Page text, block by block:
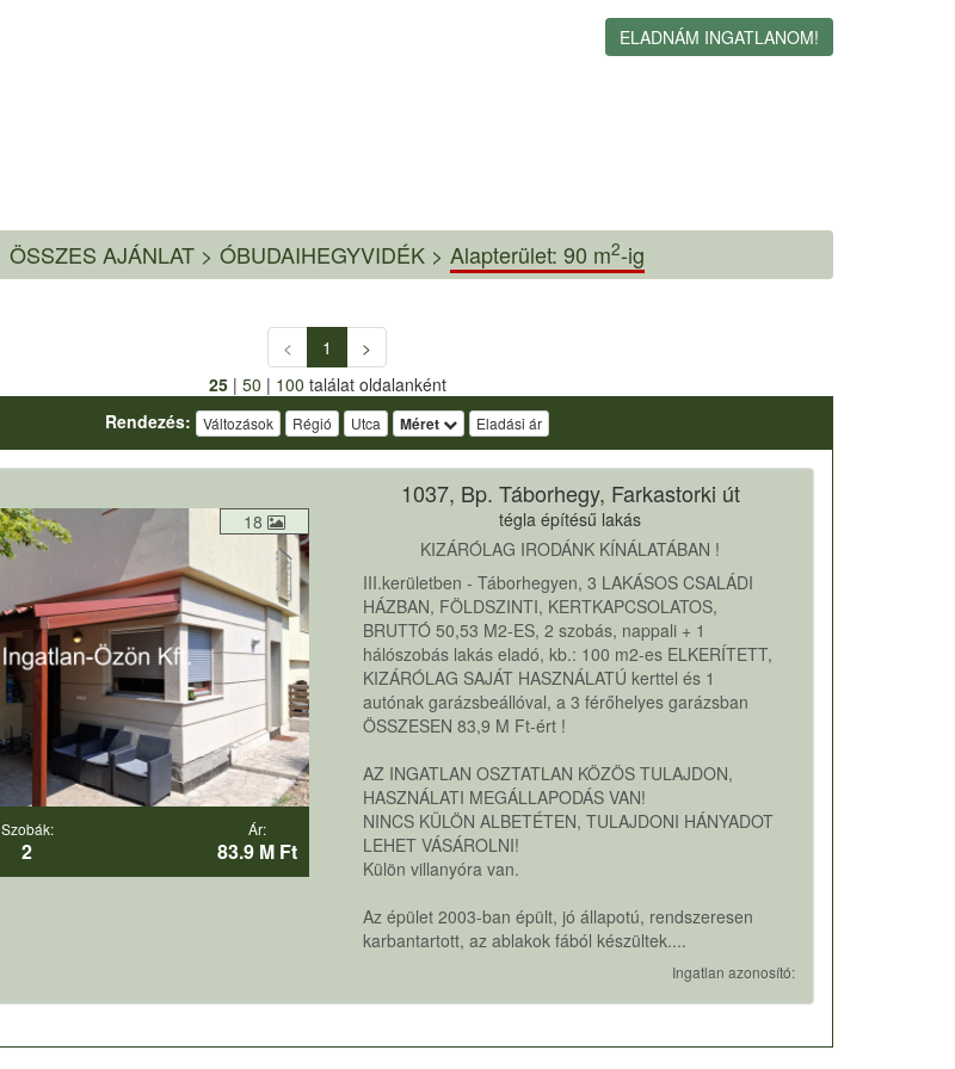
ELADNÁM INGATLANOM!
ÖSSZES AJÁNLAT >ÓBUDAIHEGYVIDÉK > Alapterület: 90 m2-ig
< 1
>
25| 50 | 100 találat oldalanként
Rendezés:
Változások Régió Utca Méret Eladási ár
18
Szobák:
2
Ár:
83.9 M Ft
1037, Bp. Táborhegy, Farkastorki út
tégla építésű lakás
KIZÁRÓLAG IRODÁNK KÍNÁLATÁBAN !
III.kerületben - Táborhegyen, 3 LAKÁSOS CSALÁDI
HÁZBAN, FÖLDSZINTI, KERTKAPCSOLATOS,
BRUTTÓ 50,53 M2-ES, 2 szobás, nappali + 1
hálószobás lakás eladó, kb.: 100 m2-es ELKERÍTETT,
KIZÁRÓLAG SAJÁT HASZNÁLATÚ kerttel és 1
autónak garázsbeállóval, a 3 férőhelyes garázsban
ÖSSZESEN 83,9 M Ft-ért !
AZ INGATLAN OSZTATLAN KÖZÖS TULAJDON,
HASZNÁLATI MEGÁLLAPODÁS VAN!
NINCS KÜLÖN ALBETÉTEN, TULAJDONI HÁNYADOT
LEHET VÁSÁROLNI!
Külön villanyóra van.
Az épület 2003-ban épült, jó állapotú, rendszeresen
karbantartott, az ablakok fából készültek....
Ingatlan azonosító: